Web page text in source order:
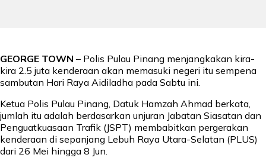
GEORGE TOWN – Polis Pulau Pinang menjangkakan kira-
kira 2.5 juta kenderaan akan memasuki negeri itu sempena
sambutan Hari Raya Aidiladha pada Sabtu ini.
Ketua Polis Pulau Pinang, Datuk Hamzah Ahmad berkata,
jumlah itu adalah berdasarkan unjuran Jabatan Siasatan dan
Penguatkuasaan Trafik (JSPT) membabitkan pergerakan
kenderaan di sepanjang Lebuh Raya Utara-Selatan (PLUS)
dari 26 Mei hingga 8 Jun.